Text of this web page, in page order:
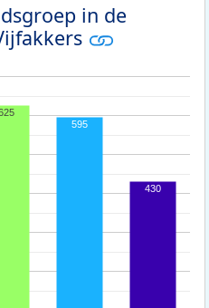
in de
595
430